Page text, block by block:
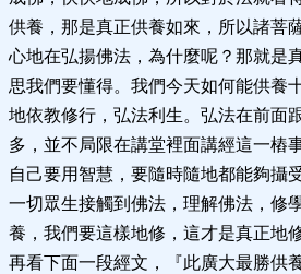
供養，那是真正供養如來，所以諸菩
心地在弘揚佛法，為什麼呢？那就是
思我們要懂得。我們今天如何能供養
地依教修行，弘法利生。弘法在前面
多，並不局限在講堂裡面講經這一樁
自己要用智慧，要隨時隨地都能夠攝
一切眾生接觸到佛法，理解佛法，修
養，我們要這樣地修，這才是真正地
再看下面一段經文，『此廣大最勝供